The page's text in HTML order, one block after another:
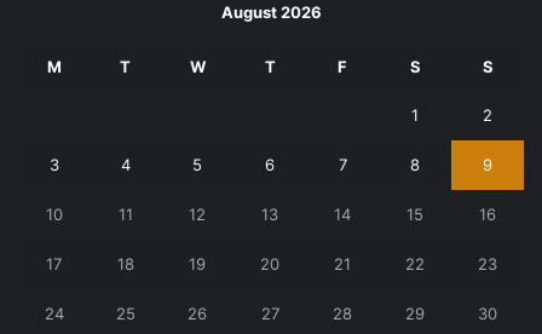
August 2026
M T W T F S S
1 2
3 4 5 6 7 8 9
10 11 12 13 14 15 16
17 18 19 20 21 22 23
24 25 26 27 28 29 30